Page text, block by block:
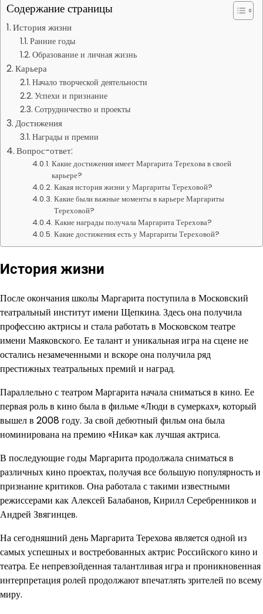
Содержание страницы
История жизни
Ранние годы
Образование и личная жизнь
Карьера
Начало творческой деятельности
Успехи и признание
Сотрудничество и проекты
Достижения
Награды и премии
Вопрос-ответ:
Какие достижения имеет Маргарита Терехова в своей
карьере?
Какая история жизни у Маргариты Тереховой?
Какие были важные моменты в карьере Маргариты
Тереховой?
Какие награды получала Маргарита Терехова?
Какие достижения есть у Маргариты Тереховой?
История жизни
После окончания школы Маргарита поступила в Московский
театральный институт имени Щепкина. Здесь она получила
профессию актрисы и стала работать в Московском театре
имени Маяковского. Ее талант и уникальная игра на сцене не
остались незамеченными и вскоре она получила ряд
престижных театральных премий и наград.
Параллельно с театром Маргарита начала сниматься в кино. Ее
первая роль в кино была в фильме «Люди в сумерках», который
вышел в 2008 году. За свой дебютный фильм она была
номинирована на премию «Ника» как лучшая актриса.
В последующие годы Маргарита продолжала сниматься в
различных кино проектах, получая все большую популярность и
признание критиков. Она работала с такими известными
режиссерами как Алексей Балабанов, Кирилл Серебренников и
Андрей Звягинцев.
На сегодняшний день Маргарита Терехова является одной из
самых успешных и востребованных актрис Российского кино и
театра. Ее непревзойденная талантливая игра и проникновенная
интерпретация ролей продолжают впечатлять зрителей по всему
миру.